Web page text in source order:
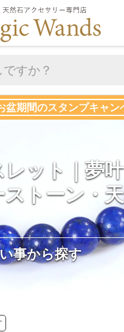
盆期間のスタンプキャン
ット｜夢
トーン・
事から探す